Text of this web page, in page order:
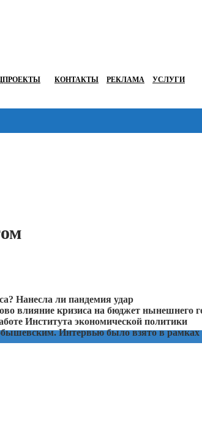
КОНТАКТЫ РЕКЛАМА УСЛУГИ
Нанесла ли пандемия удар
влияние кризиса на бюджет нынешнего
Института экономической политики
Интервью было взято в рамках